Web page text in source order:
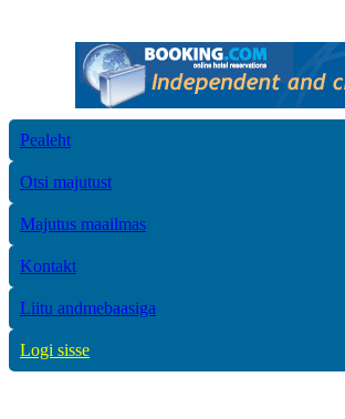
Pealeht
Otsi majutust
Majutus maailmas
Kontakt
Liitu andmebaasiga
Logi sisse